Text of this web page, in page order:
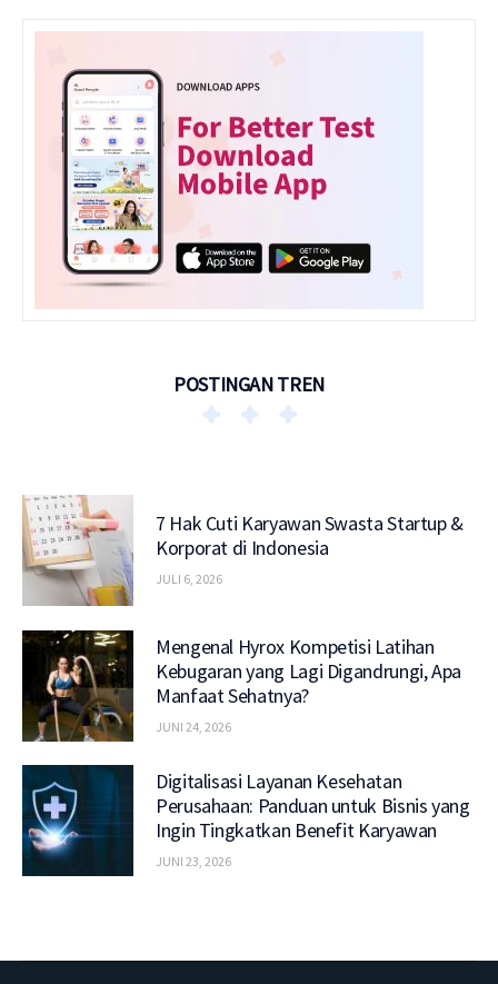
POSTINGAN TREN
7 Hak Cuti Karyawan Swasta Startup &
Korporat di Indonesia
JULI 6, 2026
Mengenal Hyrox Kompetisi Latihan
Kebugaran yang Lagi Digandrungi, Apa
Manfaat Sehatnya?
JUNI 24, 2026
Digitalisasi Layanan Kesehatan
Perusahaan: Panduan untuk Bisnis yang
Ingin Tingkatkan Benefit Karyawan
JUNI 23, 2026